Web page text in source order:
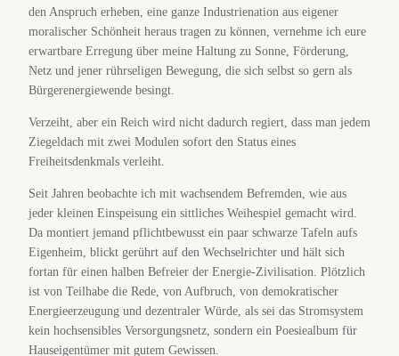
den Anspruch erheben, eine ganze Industrienation aus eigener
moralischer Schönheit heraus tragen zu können, vernehme ich eure
erwartbare Erregung über meine Haltung zu Sonne, Förderung,
Netz und jener rührseligen Bewegung, die sich selbst so gern als
Bürgerenergiewende besingt.
Verzeiht, aber ein Reich wird nicht dadurch regiert, dass man jedem
Ziegeldach mit zwei Modulen sofort den Status eines
Freiheitsdenkmals verleiht.
Seit Jahren beobachte ich mit wachsendem Befremden, wie aus
jeder kleinen Einspeisung ein sittliches Weihespiel gemacht wird.
Da montiert jemand pflichtbewusst ein paar schwarze Tafeln aufs
Eigenheim, blickt gerührt auf den Wechselrichter und hält sich
fortan für einen halben Befreier der Energie-Zivilisation. Plötzlich
ist von Teilhabe die Rede, von Aufbruch, von demokratischer
Energieerzeugung und dezentraler Würde, als sei das Stromsystem
kein hochsensibles Versorgungsnetz, sondern ein Poesiealbum für
Hauseigentümer mit gutem Gewissen.